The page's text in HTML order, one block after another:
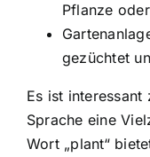
Pflanze
gezüchtet
Es ist interessant
Sprache eine
Wort „plant“